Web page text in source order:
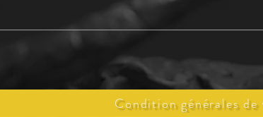
Condition générales de